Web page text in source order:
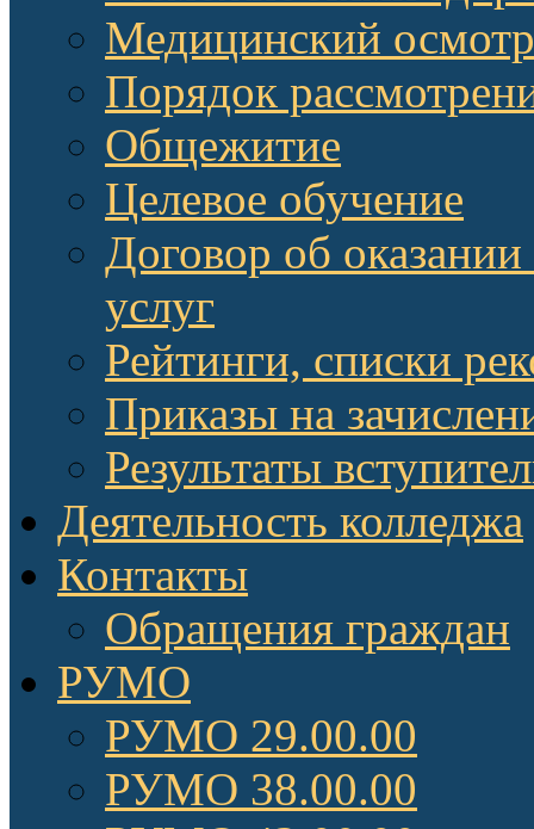
Медицинский осмотр
Порядок
Общежитие
Целевое обучение
Договор об
услуг
Рейтинги, списки
Приказы на
Результаты
Деятельность колледжа
Контакты
Обращения граждан
РУМО
РУМО 29.00.00
РУМО 38.00.00